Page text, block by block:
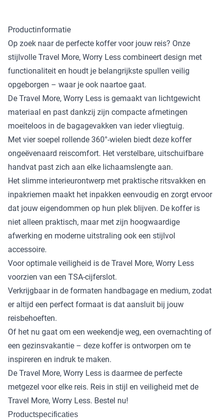
Productinformatie
Op zoek naar de perfecte koffer voor jouw reis? Onze
stijlvolle Travel More, Worry Less combineert design met
functionaliteit en houdt je belangrijkste spullen veilig
opgeborgen – waar je ook naartoe gaat.
De Travel More, Worry Less is gemaakt van lichtgewicht
materiaal en past dankzij zijn compacte afmetingen
moeiteloos in de bagagevakken van ieder vliegtuig.
Met vier soepel rollende 360°-wielen biedt deze koffer
ongeëvenaard reiscomfort. Het verstelbare, uitschuifbare
handvat past zich aan elke lichaamslengte aan.
Het slimme interieurontwerp met praktische ritsvakken en
inpakriemen maakt het inpakken eenvoudig en zorgt ervoor
dat jouw eigendommen op hun plek blijven. De koffer is
niet alleen praktisch, maar met zijn hoogwaardige
afwerking en moderne uitstraling ook een stijlvol
accessoire.
Voor optimale veiligheid is de Travel More, Worry Less
voorzien van een TSA-cijferslot.
Verkrijgbaar in de formaten handbagage en medium, zodat
er altijd een perfect formaat is dat aansluit bij jouw
reisbehoeften.
Of het nu gaat om een weekendje weg, een overnachting of
een gezinsvakantie – deze koffer is ontworpen om te
inspireren en indruk te maken.
De Travel More, Worry Less is daarmee de perfecte
metgezel voor elke reis. Reis in stijl en veiligheid met de
Travel More, Worry Less. Bestel nu!
Productspecificaties